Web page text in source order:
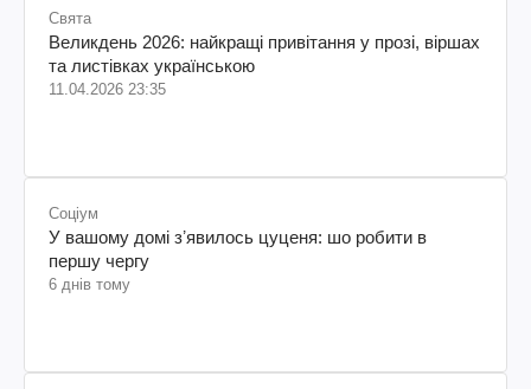
Свята
Великдень 2026: найкращі привітання у прозі, віршах
та листівках українською
11.04.2026 23:35
Соціум
У вашому домі зʼявилось цуценя: шо робити в
першу чергу
6 днів тому